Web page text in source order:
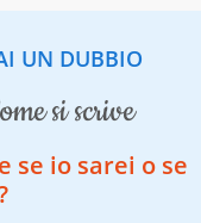
UN DUBBIO
come si scrive
se io sarei o se